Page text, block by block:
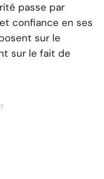
passe par
confiance en ses
sur le
sur le fait de